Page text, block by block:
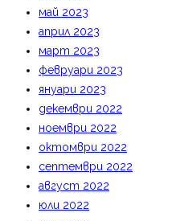
май 2023
април 2023
март 2023
февруари 2023
януари 2023
декември 2022
ноември 2022
октомври 2022
септември 2022
август 2022
юли 2022